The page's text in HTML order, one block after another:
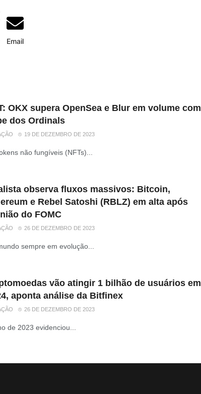
Email
OKX supera OpenSea e Blur em volume com
dos Ordinals
19 DE DEZEMBRO DE 2023
não fungíveis (NFTs)...
observa fluxos massivos: Bitcoin,
e Rebel Satoshi (RBLZ) em alta após
do FOMC
26 DE DEZEMBRO DE 2023
sempre em evolução...
vão atingir 1 bilhão de usuários em
aponta análise da Bitfinex
26 DE DEZEMBRO DE 2023
de 2023 evidenciou...